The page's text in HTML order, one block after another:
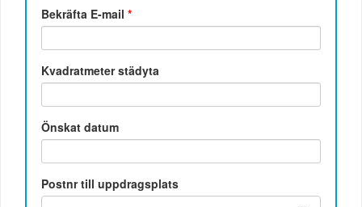
Bekräfta E-mail*
Kvadratmeter städyta
Önskat datum
Postnr till uppdragsplats